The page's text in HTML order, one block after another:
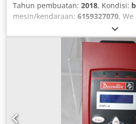
Tahun pembuatan: 2018, Kondisi:
mesin/kendaraan: 6159327070,
our demonstration tool inventory:
ESP1-HT PLUS for SLBN Low
04/2018 Item No.: 6159327070
additional accessories included
Desoutter screwdrivers: – SLBN090
Iqfzj Aipoha ESP1-HT PLUS The
designed to optimize the
screwdrivers and offers two speed
energy consumption. Benefits: The